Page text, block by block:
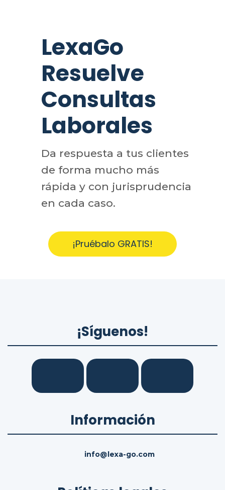
LexaGo
Resuelve
Consultas
Laborales
Da respuesta a tus clientes
de forma mucho más
rápida y con jurisprudencia
en cada caso.
¡Pruébalo GRATIS!
¡Síguenos!
Información
info@lexa-go.com